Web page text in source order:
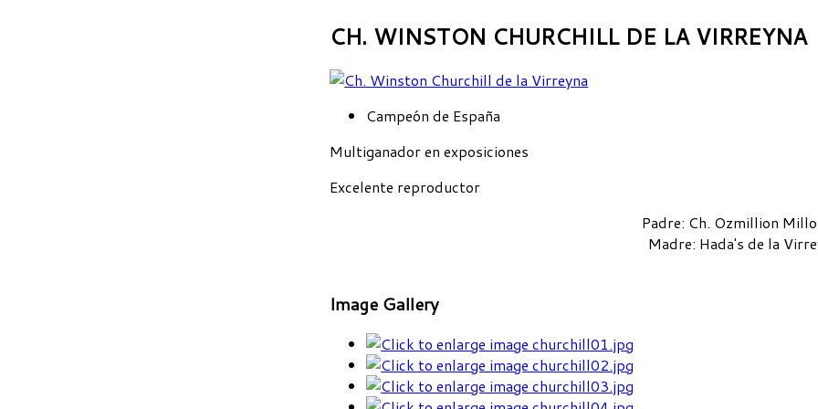
CH. WINSTON CHURCHILL DE LA VIRREYNA
Campeón de España
Multiganador en exposiciones
Excelente reproductor
Padre: Ch. Ozmillion
Madre: Hada's de la
Image Gallery